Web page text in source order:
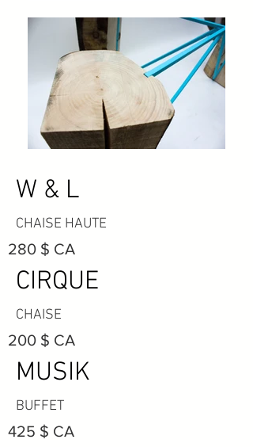
CHAISE HAUTE
W & L
CHAISE
CIRQUE
BUFFET
MUSIK
280 $ CA
200 $ CA
425 $ CA